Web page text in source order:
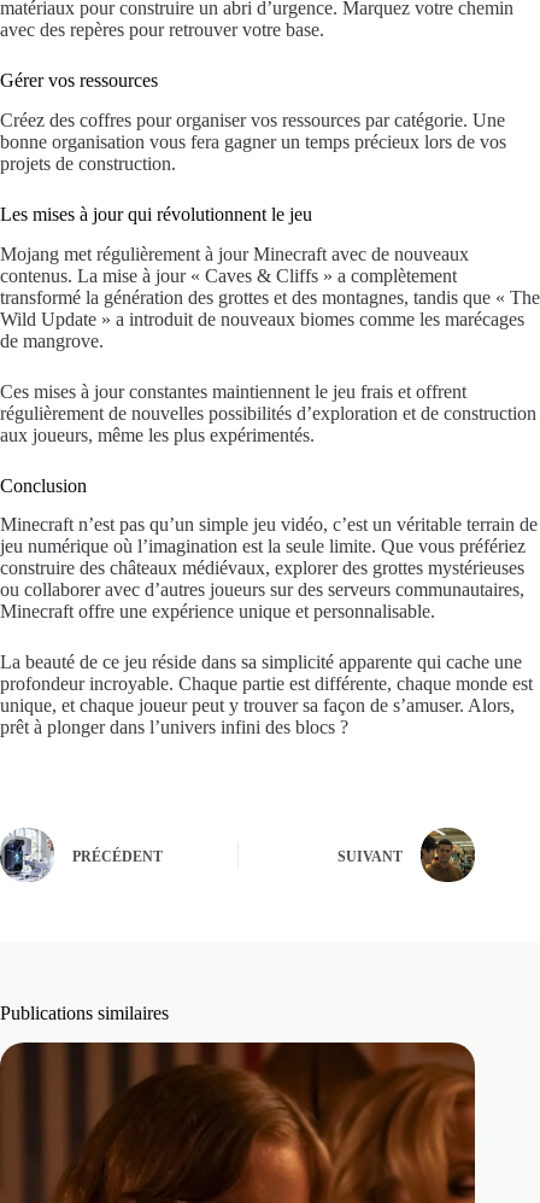
matériaux pour construire un abri d’urgence. Marquez votre chemin
avec des repères pour retrouver votre base.
Gérer vos ressources
Créez des coffres pour organiser vos ressources par catégorie. Une
bonne organisation vous fera gagner un temps précieux lors de vos
projets de construction.
Les mises à jour qui révolutionnent le jeu
Mojang met régulièrement à jour Minecraft avec de nouveaux
contenus. La mise à jour « Caves & Cliffs » a complètement
transformé la génération des grottes et des montagnes, tandis que « The
Wild Update » a introduit de nouveaux biomes comme les marécages
de mangrove.
Ces mises à jour constantes maintiennent le jeu frais et offrent
régulièrement de nouvelles possibilités d’exploration et de construction
aux joueurs, même les plus expérimentés.
Conclusion
Minecraft n’est pas qu’un simple jeu vidéo, c’est un véritable terrain de
jeu numérique où l’imagination est la seule limite. Que vous préfériez
construire des châteaux médiévaux, explorer des grottes mystérieuses
ou collaborer avec d’autres joueurs sur des serveurs communautaires,
Minecraft offre une expérience unique et personnalisable.
La beauté de ce jeu réside dans sa simplicité apparente qui cache une
profondeur incroyable. Chaque partie est différente, chaque monde est
unique, et chaque joueur peut y trouver sa façon de s’amuser. Alors,
prêt à plonger dans l’univers infini des blocs ?
PRÉCÉDENT SUIVANT
Publications similaires